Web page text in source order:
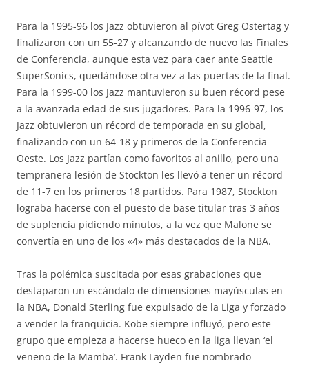
Para la 1995-96 los Jazz obtuvieron al pívot Greg Ostertag y
finalizaron con un 55-27 y alcanzando de nuevo las Finales
de Conferencia, aunque esta vez para caer ante Seattle
SuperSonics, quedándose otra vez a las puertas de la final.
Para la 1999-00 los Jazz mantuvieron su buen récord pese
a la avanzada edad de sus jugadores. Para la 1996-97, los
Jazz obtuvieron un récord de temporada en su global,
finalizando con un 64-18 y primeros de la Conferencia
Oeste. Los Jazz partían como favoritos al anillo, pero una
tempranera lesión de Stockton les llevó a tener un récord
de 11-7 en los primeros 18 partidos. Para 1987, Stockton
lograba hacerse con el puesto de base titular tras 3 años
de suplencia pidiendo minutos, a la vez que Malone se
convertía en uno de los «4» más destacados de la NBA.
Tras la polémica suscitada por esas grabaciones que
destaparon un escándalo de dimensiones mayúsculas en
la NBA, Donald Sterling fue expulsado de la Liga y forzado
a vender la franquicia. Kobe siempre influyó, pero este
grupo que empieza a hacerse hueco en la liga llevan ‘el
veneno de la Mamba’. Frank Layden fue nombrado